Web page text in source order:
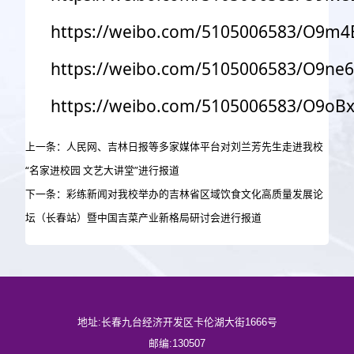
https://weibo.com/5105006583/
https://weibo.com/5105006583/
https://weibo.com/5105006583/
上一条：人民网、吉林日报等多家媒体平台对刘兰芳先生走进我校
“名家进校园 文艺大讲堂”进行报道
下一条：彩练新闻对我校举办的吉林省区域饮食文化高质量发展论
坛（长春站）暨中国吉菜产业新格局研讨会进行报道
地址:长春九台经济开发区卡伦湖大街1666号
邮编:130507